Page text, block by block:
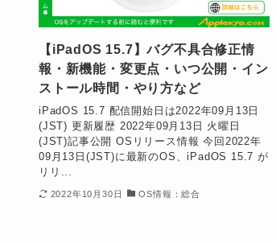
【iPadOS 15.7】バグ不具合修正情
報・新機能・変更点・いつ公開・イン
ストール時間・やり方など
iPadOS 15.7 配信開始日は2022年09月13日
(JST) 更新履歴 2022年09月13日 火曜日
(JST)記事公開 OSリリース情報 今回2022年
09月13日(JST)に最新のOS、iPadOS 15.7 が
リリ...
2022年10月30日 OS情報：総合